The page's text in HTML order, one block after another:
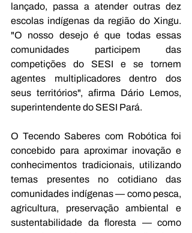
lançado, passa a atender outras dez
escolas indígenas da região do Xingu.
"O nosso desejo é que todas essas
comunidades participem das
competições do SESI e se tornem
agentes multiplicadores dentro dos
seus territórios", afirma Dário Lemos,
superintendente do SESI Pará.
O Tecendo Saberes com Robótica foi
concebido para aproximar inovação e
conhecimentos tradicionais, utilizando
temas presentes no cotidiano das
comunidades indígenas — como pesca,
agricultura, preservação ambiental e
sustentabilidade da floresta — como